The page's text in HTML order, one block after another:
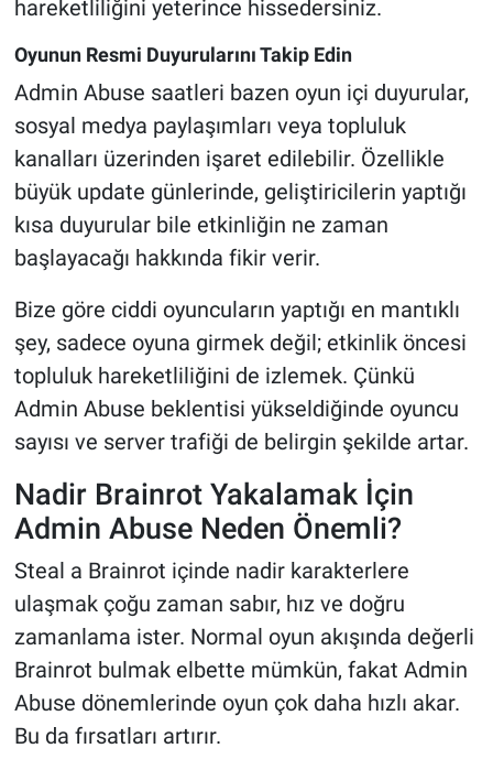
hareketliliğini yeterince hissedersiniz.
Oyunun Resmi Duyurularını Takip Edin
Admin Abuse saatleri bazen oyun içi duyurular,
sosyal medya paylaşımları veya topluluk
kanalları üzerinden işaret edilebilir. Özellikle
büyük update günlerinde, geliştiricilerin yaptığı
kısa duyurular bile etkinliğin ne zaman
başlayacağı hakkında fikir verir.
Bize göre ciddi oyuncuların yaptığı en mantıklı
şey, sadece oyuna girmek değil; etkinlik öncesi
topluluk hareketliliğini de izlemek. Çünkü
Admin Abuse beklentisi yükseldiğinde oyuncu
sayısı ve server trafiği de belirgin şekilde artar.
Nadir Brainrot Yakalamak İçin
Admin Abuse Neden Önemli?
Steal a Brainrot içinde nadir karakterlere
ulaşmak çoğu zaman sabır, hız ve doğru
zamanlama ister. Normal oyun akışında değerli
Brainrot bulmak elbette mümkün, fakat Admin
Abuse dönemlerinde oyun çok daha hızlı akar.
Bu da fırsatları artırır.